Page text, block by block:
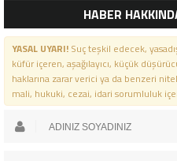
HABER
YASAL UYARI!Suç teşkil edecek,
küfür içeren, aşağılayıcı, küçük
haklarına zarar verici ya da benzeri
mali, hukuki, cezai, idari sorumluluk